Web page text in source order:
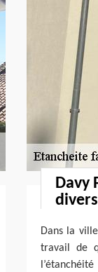
Davy
Dans la
travail de